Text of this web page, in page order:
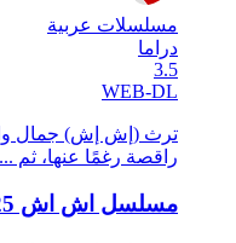
مسلسلات عربية
دراما
3.5
WEB-DL
ترث (إش إش) جمال
راقصة رغمًا عنها، ثم ...
مسلسل اش اش 2025 HD